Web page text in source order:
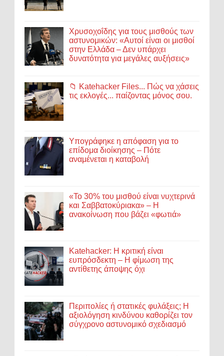
Χρυσοχοΐδης για τους μισθούς των
αστυνομικών: «Αυτοί είναι οι μισθοί
στην Ελλάδα – Δεν υπάρχει
δυνατότητα για μεγάλες αυξήσεις»
📁 Katehacker Files... Πώς να χάσεις
τις εκλογές... παίζοντας μόνος σου.
Υπογράφηκε η απόφαση για το
επίδομα διοίκησης – Πότε
αναμένεται η καταβολή
«Το 30% του μισθού είναι νυχτερινά
και Σαββατοκύριακα» – Η
ανακοίνωση που βάζει «φωτιά»
Katehacker: Η κριτική είναι
ευπρόσδεκτη – Η φίμωση της
αντίθετης άποψης όχι
Περιπολίες ή στατικές φυλάξεις; Η
αξιολόγηση κινδύνου καθορίζει τον
σύγχρονο αστυνομικό σχεδιασμό